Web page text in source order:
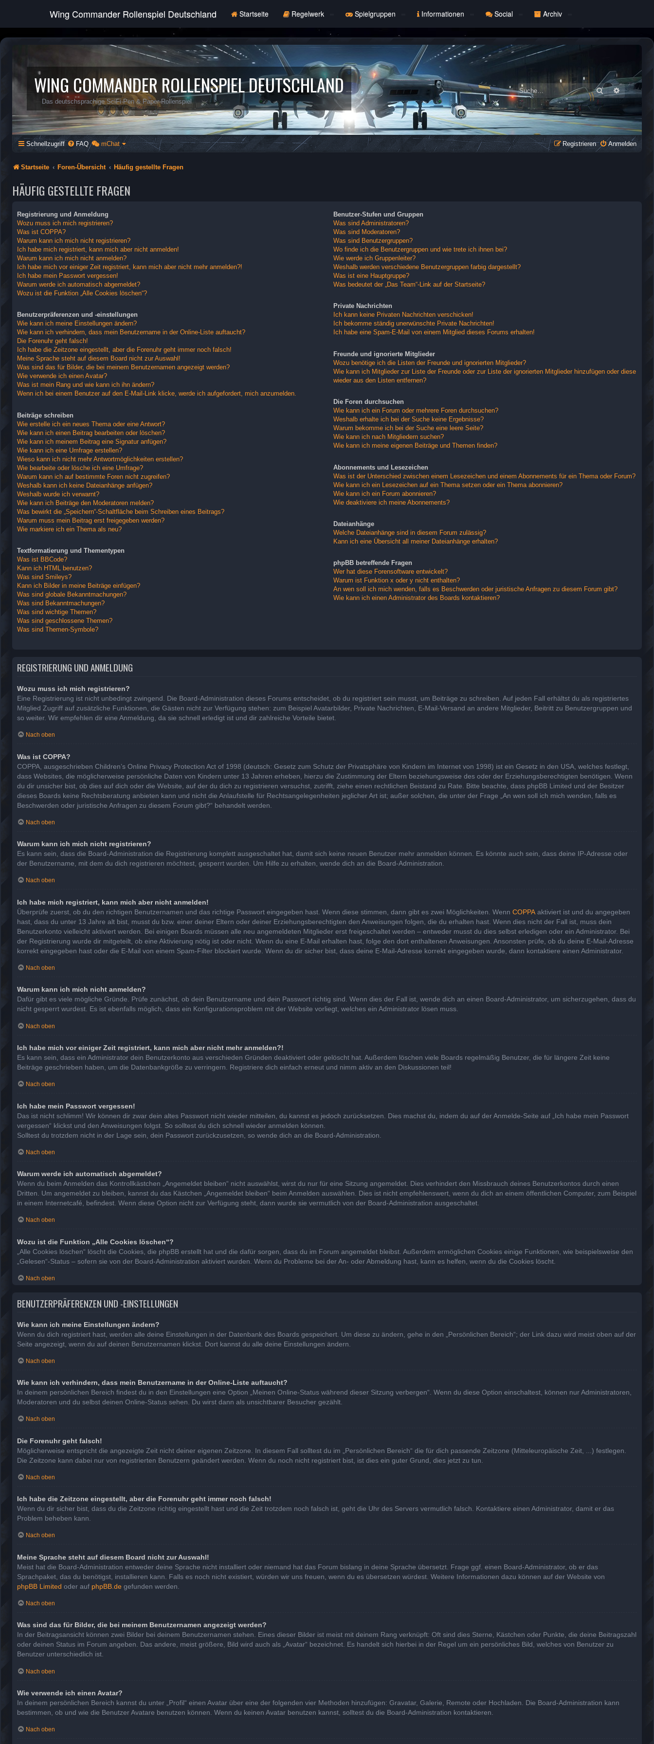
Wing Commander Rollenspiel Deutschland Startseite Regelwerk Spielgruppen Informationen Social Archiv
WING COMMANDER ROLLENSPIEL DEUTSCHLAND
Das deutschsprachige SciFi-Pen & Paper-Rollenspiel
Suche Erweiterte
Schnellzugriff FAQ mChat Anmelden
Registrieren
Startseite Foren-Übersicht Häufig gestellte Fragen
HÄUFIG GESTELLTE FRAGEN
Registrierung und Anmeldung
Wozu muss ich mich registrieren?
Was ist COPPA?
Warum kann ich mich nicht registrieren?
Ich habe mich registriert, kann mich aber nicht anmelden!
Warum kann ich mich nicht anmelden?
Ich habe mich vor einiger Zeit registriert, kann mich aber nicht mehr anmelden?!
Ich habe mein Passwort vergessen!
Warum werde ich automatisch abgemeldet?
Wozu ist die Funktion „Alle Cookies löschen“?
Benutzerpräferenzen und -einstellungen
Wie kann ich meine Einstellungen ändern?
Wie kann ich verhindern, dass mein Benutzername in der Online-Liste auftaucht?
Die Forenuhr geht falsch!
Ich habe die Zeitzone eingestellt, aber die Forenuhr geht immer noch falsch!
Meine Sprache steht auf diesem Board nicht zur Auswahl!
Was sind das für Bilder, die bei meinem Benutzernamen angezeigt werden?
Wie verwende ich einen Avatar?
Was ist mein Rang und wie kann ich ihn ändern?
Wenn ich bei einem Benutzer auf den E-Mail-Link klicke, werde ich aufgefordert, mich anzumelden.
Beiträge schreiben
Wie erstelle ich ein neues Thema oder eine Antwort?
Wie kann ich einen Beitrag bearbeiten oder löschen?
Wie kann ich meinem Beitrag eine Signatur anfügen?
Wie kann ich eine Umfrage erstellen?
Wieso kann ich nicht mehr Antwortmöglichkeiten erstellen?
Wie bearbeite oder lösche ich eine Umfrage?
Warum kann ich auf bestimmte Foren nicht zugreifen?
Weshalb kann ich keine Dateianhänge anfügen?
Weshalb wurde ich verwarnt?
Wie kann ich Beiträge den Moderatoren melden?
Was bewirkt die „Speichern“-Schaltfläche beim Schreiben eines Beitrags?
Warum muss mein Beitrag erst freigegeben werden?
Wie markiere ich ein Thema als neu?
Textformatierung und Thementypen
Was ist BBCode?
Kann ich HTML benutzen?
Was sind Smileys?
Kann ich Bilder in meine Beiträge einfügen?
Was sind globale Bekanntmachungen?
Was sind Bekanntmachungen?
Was sind wichtige Themen?
Was sind geschlossene Themen?
Was sind Themen-Symbole?
Benutzer-Stufen und Gruppen
Was sind Administratoren?
Was sind Moderatoren?
Was sind Benutzergruppen?
Wo finde ich die Benutzergruppen und wie trete ich ihnen bei?
Wie werde ich Gruppenleiter?
Weshalb werden verschiedene Benutzergruppen farbig dargestellt?
Was ist eine Hauptgruppe?
Was bedeutet der „Das Team“-Link auf der Startseite?
Private Nachrichten
Ich kann keine Privaten Nachrichten verschicken!
Ich bekomme ständig unerwünschte Private Nachrichten!
Ich habe eine Spam-E-Mail von einem Mitglied dieses Forums erhalten!
Freunde und ignorierte Mitglieder
Wozu benötige ich die Listen der Freunde und ignorierten Mitglieder?
Wie kann ich Mitglieder zur Liste der Freunde oder zur Liste der ignorierten Mitglieder hinzufügen oder diese
wieder aus den Listen entfernen?
Die Foren durchsuchen
Wie kann ich ein Forum oder mehrere Foren durchsuchen?
Weshalb erhalte ich bei der Suche keine Ergebnisse?
Warum bekomme ich bei der Suche eine leere Seite?
Wie kann ich nach Mitgliedern suchen?
Wie kann ich meine eigenen Beiträge und Themen finden?
Abonnements und Lesezeichen
Was ist der Unterschied zwischen einem Lesezeichen und einem Abonnements für ein Thema oder Forum?
Wie kann ich ein Lesezeichen auf ein Thema setzen oder ein Thema abonnieren?
Wie kann ich ein Forum abonnieren?
Wie deaktiviere ich meine Abonnements?
Dateianhänge
Welche Dateianhänge sind in diesem Forum zulässig?
Kann ich eine Übersicht all meiner Dateianhänge erhalten?
phpBB betreffende Fragen
Wer hat diese Forensoftware entwickelt?
Warum ist Funktion x oder y nicht enthalten?
An wen soll ich mich wenden, falls es Beschwerden oder juristische Anfragen zu diesem Forum gibt?
Wie kann ich einen Administrator des Boards kontaktieren?
REGISTRIERUNG UND ANMELDUNG
Wozu muss ich mich registrieren?
Eine Registrierung ist nicht unbedingt zwingend. Die Board-Administration dieses Forums entscheidet, ob du registriert sein musst, um Beiträge zu schreiben. Auf jeden Fall erhältst du als registriertes
Mitglied Zugriff auf zusätzliche Funktionen, die Gästen nicht zur Verfügung stehen: zum Beispiel Avatarbilder, Private Nachrichten, E-Mail-Versand an andere Mitglieder, Beitritt zu Benutzergruppen und
so weiter. Wir empfehlen dir eine Anmeldung, da sie schnell erledigt ist und dir zahlreiche Vorteile bietet.
Nach oben
Was ist COPPA?
COPPA, ausgeschrieben Children’s Online Privacy Protection Act of 1998 (deutsch: Gesetz zum Schutz der Privatsphäre von Kindern im Internet von 1998) ist ein Gesetz in den USA, welches festlegt,
dass Websites, die möglicherweise persönliche Daten von Kindern unter 13 Jahren erheben, hierzu die Zustimmung der Eltern beziehungsweise des oder der Erziehungsberechtigten benötigen. Wenn
du dir unsicher bist, ob dies auf dich oder die Website, auf der du dich zu registrieren versuchst, zutrifft, ziehe einen rechtlichen Beistand zu Rate. Bitte beachte, dass phpBB Limited und der Besitzer
dieses Boards keine Rechtsberatung anbieten kann und nicht die Anlaufstelle für Rechtsangelegenheiten jeglicher Art ist; außer solchen, die unter der Frage „An wen soll ich mich wenden, falls es
Beschwerden oder juristische Anfragen zu diesem Forum gibt?“ behandelt werden.
Nach oben
Warum kann ich mich nicht registrieren?
Es kann sein, dass die Board-Administration die Registrierung komplett ausgeschaltet hat, damit sich keine neuen Benutzer mehr anmelden können. Es könnte auch sein, dass deine IP-Adresse oder
der Benutzername, mit dem du dich registrieren möchtest, gesperrt wurden. Um Hilfe zu erhalten, wende dich an die Board-Administration.
Nach oben
Ich habe mich registriert, kann mich aber nicht anmelden!
Überprüfe zuerst, ob du den richtigen Benutzernamen und das richtige Passwort eingegeben hast. Wenn diese stimmen, dann gibt es zwei Möglichkeiten. Wenn COPPA aktiviert ist und du angegeben
hast, dass du unter 13 Jahre alt bist, musst du bzw. einer deiner Eltern oder deiner Erziehungsberechtigten den Anweisungen folgen, die du erhalten hast. Wenn dies nicht der Fall ist, muss dein
Benutzerkonto vielleicht aktiviert werden. Bei einigen Boards müssen alle neu angemeldeten Mitglieder erst freigeschaltet werden – entweder musst du dies selbst erledigen oder ein Administrator. Bei
der Registrierung wurde dir mitgeteilt, ob eine Aktivierung nötig ist oder nicht. Wenn du eine E-Mail erhalten hast, folge den dort enthaltenen Anweisungen. Ansonsten prüfe, ob du deine E-Mail-Adresse
korrekt eingegeben hast oder die E-Mail von einem Spam-Filter blockiert wurde. Wenn du dir sicher bist, dass deine E-Mail-Adresse korrekt eingegeben wurde, dann kontaktiere einen Administrator.
Nach oben
Warum kann ich mich nicht anmelden?
Dafür gibt es viele mögliche Gründe. Prüfe zunächst, ob dein Benutzername und dein Passwort richtig sind. Wenn dies der Fall ist, wende dich an einen Board-Administrator, um sicherzugehen, dass du
nicht gesperrt wurdest. Es ist ebenfalls möglich, dass ein Konfigurationsproblem mit der Website vorliegt, welches ein Administrator lösen muss.
Nach oben
Ich habe mich vor einiger Zeit registriert, kann mich aber nicht mehr anmelden?!
Es kann sein, dass ein Administrator dein Benutzerkonto aus verschieden Gründen deaktiviert oder gelöscht hat. Außerdem löschen viele Boards regelmäßig Benutzer, die für längere Zeit keine
Beiträge geschrieben haben, um die Datenbankgröße zu verringern. Registriere dich einfach erneut und nimm aktiv an den Diskussionen teil!
Nach oben
Ich habe mein Passwort vergessen!
Das ist nicht schlimm! Wir können dir zwar dein altes Passwort nicht wieder mitteilen, du kannst es jedoch zurücksetzen. Dies machst du, indem du auf der Anmelde-Seite auf „Ich habe mein Passwort
vergessen“ klickst und den Anweisungen folgst. So solltest du dich schnell wieder anmelden können.
Solltest du trotzdem nicht in der Lage sein, dein Passwort zurückzusetzen, so wende dich an die Board-Administration.
Nach oben
Warum werde ich automatisch abgemeldet?
Wenn du beim Anmelden das Kontrollkästchen „Angemeldet bleiben“ nicht auswählst, wirst du nur für eine Sitzung angemeldet. Dies verhindert den Missbrauch deines Benutzerkontos durch einen
Dritten. Um angemeldet zu bleiben, kannst du das Kästchen „Angemeldet bleiben“ beim Anmelden auswählen. Dies ist nicht empfehlenswert, wenn du dich an einem öffentlichen Computer, zum Beispiel
in einem Internetcafé, befindest. Wenn diese Option nicht zur Verfügung steht, dann wurde sie vermutlich von der Board-Administration ausgeschaltet.
Nach oben
Wozu ist die Funktion „Alle Cookies löschen“?
„Alle Cookies löschen“ löscht die Cookies, die phpBB erstellt hat und die dafür sorgen, dass du im Forum angemeldet bleibst. Außerdem ermöglichen Cookies einige Funktionen, wie beispielsweise den
„Gelesen“-Status – sofern sie von der Board-Administration aktiviert wurden. Wenn du Probleme bei der An- oder Abmeldung hast, kann es helfen, wenn du die Cookies löscht.
Nach oben
BENUTZERPRÄFERENZEN UND -EINSTELLUNGEN
Wie kann ich meine Einstellungen ändern?
Wenn du dich registriert hast, werden alle deine Einstellungen in der Datenbank des Boards gespeichert. Um diese zu ändern, gehe in den „Persönlichen Bereich“; der Link dazu wird meist oben auf der
Seite angezeigt, wenn du auf deinen Benutzernamen klickst. Dort kannst du alle deine Einstellungen ändern.
Nach oben
Wie kann ich verhindern, dass mein Benutzername in der Online-Liste auftaucht?
In deinem persönlichen Bereich findest du in den Einstellungen eine Option „Meinen Online-Status während dieser Sitzung verbergen“. Wenn du diese Option einschaltest, können nur Administratoren,
Moderatoren und du selbst deinen Online-Status sehen. Du wirst dann als unsichtbarer Besucher gezählt.
Nach oben
Die Forenuhr geht falsch!
Möglicherweise entspricht die angezeigte Zeit nicht deiner eigenen Zeitzone. In diesem Fall solltest du im „Persönlichen Bereich“ die für dich passende Zeitzone (Mitteleuropäische Zeit, ...) festlegen.
Die Zeitzone kann dabei nur von registrierten Benutzern geändert werden. Wenn du noch nicht registriert bist, ist dies ein guter Grund, dies jetzt zu tun.
Nach oben
Ich habe die Zeitzone eingestellt, aber die Forenuhr geht immer noch falsch!
Wenn du dir sicher bist, dass du die Zeitzone richtig eingestellt hast und die Zeit trotzdem noch falsch ist, geht die Uhr des Servers vermutlich falsch. Kontaktiere einen Administrator, damit er das
Problem beheben kann.
Nach oben
Meine Sprache steht auf diesem Board nicht zur Auswahl!
Meist hat die Board-Administration entweder deine Sprache nicht installiert oder niemand hat das Forum bislang in deine Sprache übersetzt. Frage ggf. einen Board-Administrator, ob er das
Sprachpaket, das du benötigst, installieren kann. Falls es noch nicht existiert, würden wir uns freuen, wenn du es übersetzen würdest. Weitere Informationen dazu können auf der Website von
phpBB Limited oder auf phpBB.de gefunden werden.
Nach oben
Was sind das für Bilder, die bei meinem Benutzernamen angezeigt werden?
In der Beitragsansicht können zwei Bilder bei deinem Benutzernamen stehen. Eines dieser Bilder ist meist mit deinem Rang verknüpft: Oft sind dies Sterne, Kästchen oder Punkte, die deine Beitragszahl
oder deinen Status im Forum angeben. Das andere, meist größere, Bild wird auch als „Avatar“ bezeichnet. Es handelt sich hierbei in der Regel um ein persönliches Bild, welches von Benutzer zu
Benutzer unterschiedlich ist.
Nach oben
Wie verwende ich einen Avatar?
In deinem persönlichen Bereich kannst du unter „Profil“ einen Avatar über eine der folgenden vier Methoden hinzufügen: Gravatar, Galerie, Remote oder Hochladen. Die Board-Administration kann
bestimmen, ob und wie die Benutzer Avatare benutzen können. Wenn du keinen Avatar benutzen kannst, solltest du die Board-Administration kontaktieren.
Nach oben